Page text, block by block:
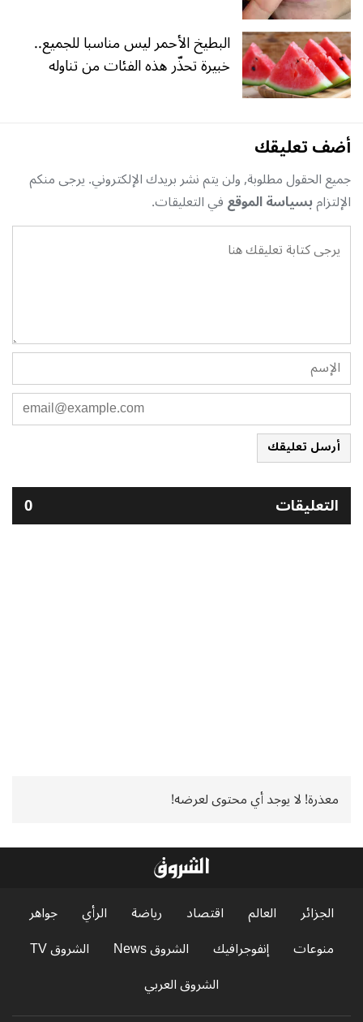
البطيخ الأحمر ليس مناسبا للجميع..
خبيرة تحذّر هذه الفئات من تناوله
أضف تعليقك
جميع الحقول مطلوبة, ولن يتم نشر بريدك الإلكتروني. يرجى منكم
الإلتزامبسياسة الموقعفي التعليقات.
أرسل تعليقك
التعليقات 0
معذرة! لا يوجد أي محتوى لعرضه!
الجزائر العالم اقتصاد رياضة الرأي
جواهر
منوعات
إنفوجرافيك الشروق News
الشروق TV
الشروق العربي